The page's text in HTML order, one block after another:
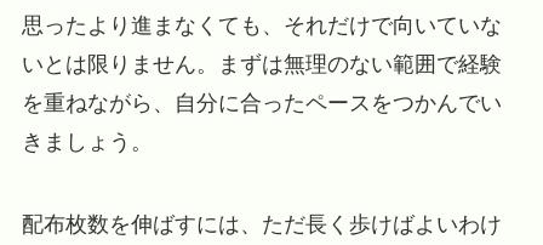
思ったより進まなくても、それだけで向いていな
いとは限りません。まずは無理のない範囲で経験
を重ねながら、自分に合ったペースをつかんでい
きましょう。
配布枚数を伸ばすには、ただ長く歩けばよいわけ